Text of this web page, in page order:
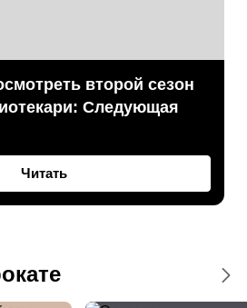
второй сезон
Следующая
Читать